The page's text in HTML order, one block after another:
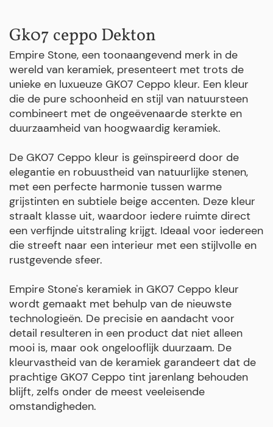
Gk07 ceppo Dekton
Empire Stone, een toonaangevend merk in de
wereld van keramiek, presenteert met trots de
unieke en luxueuze GK07 Ceppo kleur. Een kleur
die de pure schoonheid en stijl van natuursteen
combineert met de ongeëvenaarde sterkte en
duurzaamheid van hoogwaardig keramiek.
De GK07 Ceppo kleur is geïnspireerd door de
elegantie en robuustheid van natuurlijke stenen,
met een perfecte harmonie tussen warme
grijstinten en subtiele beige accenten. Deze kleur
straalt klasse uit, waardoor iedere ruimte direct
een verfijnde uitstraling krijgt. Ideaal voor iedereen
die streeft naar een interieur met een stijlvolle en
rustgevende sfeer.
Empire Stone's keramiek in GK07 Ceppo kleur
wordt gemaakt met behulp van de nieuwste
technologieën. De precisie en aandacht voor
detail resulteren in een product dat niet alleen
mooi is, maar ook ongelooflijk duurzaam. De
kleurvastheid van de keramiek garandeert dat de
prachtige GK07 Ceppo tint jarenlang behouden
blijft, zelfs onder de meest veeleisende
omstandigheden.